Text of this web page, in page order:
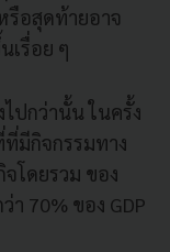
รือสุดท้ายอาจ
เรื่อย ๆ
ปกว่านั้น ในครั้ง
มีกิจกรรมทาง
โดยรวม ของ
70% ของ GDP